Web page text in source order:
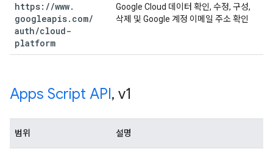
https: //www.
googleapis. com/
auth/cloud-
platform
Google Cloud 데이터 확인, 수정, 구성,
삭제 및 Google 계정 이메일 주소 확인
Apps Script API, v1
범위 설명